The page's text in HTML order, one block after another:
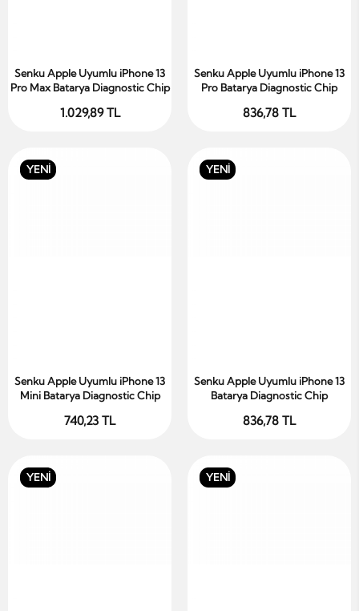
Sepete Ekle
Senku Apple Uyumlu iPhone 13
Pro Max Batarya Diagnostic Chip
1.029,89 TL
Sepete Ekle
Senku Apple Uyumlu iPhone 13
Pro Batarya Diagnostic Chip
836,78 TL
YENİ
Sepete Ekle
Senku Apple Uyumlu iPhone 13
Mini Batarya Diagnostic Chip
740,23 TL
YENİ
Sepete Ekle
Senku Apple Uyumlu iPhone 13
Batarya Diagnostic Chip
836,78 TL
YENİ YENİ